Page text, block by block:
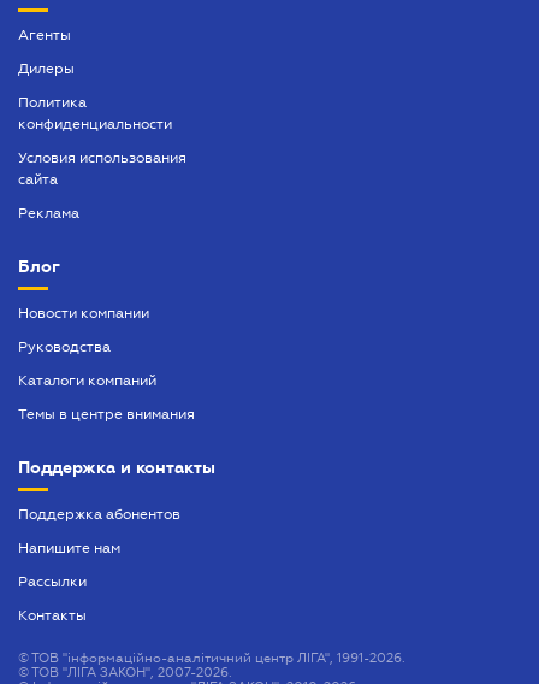
Агенты
Дилеры
Политика
конфиденциальности
Условия использования
сайта
Реклама
Блог
Новости компании
Руководства
Каталоги компаний
Темы в центре внимания
Поддержка и контакты
Поддержка абонентов
Напишите нам
Рассылки
Контакты
©ТОВ "інформаційно-аналітичний центр ЛІГА", 1991-2026.
©ТОВ "ЛІГА ЗАКОН", 2007-2026.